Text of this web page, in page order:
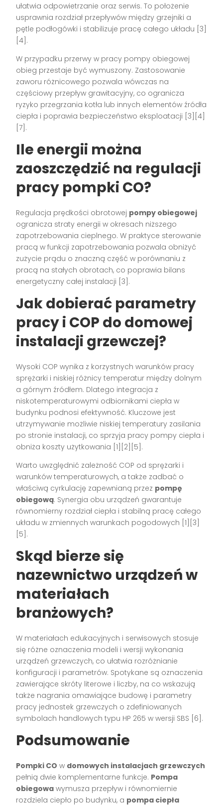
ułatwia odpowietrzanie oraz serwis. To położenie
usprawnia rozdział przepływów między grzejniki a
pętle podłogówki i stabilizuje pracę całego układu [3]
[4].
W przypadku przerwy w pracy pompy obiegowej
obieg przestaje być wymuszony. Zastosowanie
zaworu różnicowego pozwala wówczas na
częściowy przepływ grawitacyjny, co ogranicza
ryzyko przegrzania kotła lub innych elementów źródła
ciepła i poprawia bezpieczeństwo eksploatacji [3][4]
[7].
Ile energii można
zaoszczędzić na regulacji
pracy pompki CO?
Regulacja prędkości obrotowej pompy obiegowej
ogranicza straty energii w okresach niższego
zapotrzebowania cieplnego. W praktyce sterowanie
pracą w funkcji zapotrzebowania pozwala obniżyć
zużycie prądu o znaczną część w porównaniu z
pracą na stałych obrotach, co poprawia bilans
energetyczny całej instalacji [3].
Jak dobierać parametry
pracy i COP do domowej
instalacji grzewczej?
Wysoki COP wynika z korzystnych warunków pracy
sprężarki i niskiej różnicy temperatur między dolnym
a górnym źródłem. Dlatego integracja z
niskotemperaturowymi odbiornikami ciepła w
budynku podnosi efektywność. Kluczowe jest
utrzymywanie możliwie niskiej temperatury zasilania
po stronie instalacji, co sprzyja pracy pompy ciepła i
obniża koszty użytkowania [1][2][5].
Warto uwzględnić zależność COP od sprężarki i
warunków temperaturowych, a także zadbać o
właściwą cyrkulację zapewnianą przez pompę
obiegową. Synergia obu urządzeń gwarantuje
równomierny rozdział ciepła i stabilną pracę całego
układu w zmiennych warunkach pogodowych [1][3]
[5].
Skąd bierze się
nazewnictwo urządzeń w
materiałach
branżowych?
W materiałach edukacyjnych i serwisowych stosuje
się różne oznaczenia modeli i wersji wykonania
urządzeń grzewczych, co ułatwia rozróżnianie
konfiguracji i parametrów. Spotykane są oznaczenia
zawierające skróty literowe i liczby, na co wskazują
także nagrania omawiające budowę i parametry
pracy jednostek grzewczych o zdefiniowanych
symbolach handlowych typu HP 265 w wersji SBS [6].
Podsumowanie
Pompki CO w domowych instalacjach grzewczych
pełnią dwie komplementarne funkcje. Pompa
obiegowa wymusza przepływ i równomiernie
rozdziela ciepło po budynku, a pompa ciepła